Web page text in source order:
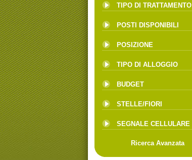
TIPO DI TRATTAMENTO
POSTI DISPONIBILI
POSIZIONE
TIPO DI ALLOGGIO
BUDGET
STELLE/FIORI
SEGNALE CELLULARE
Ricerca Avanzata